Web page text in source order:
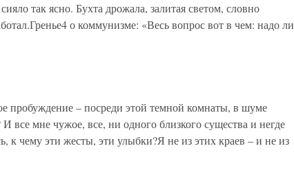
так ясно. Бухта дрожала, залитая светом, словно
о коммунизме: «Весь вопрос вот в чем: надо ли
пробуждение – посреди этой темной комнаты, в шуме
все мне чужое, все, ни одного близкого существа и негде
к чему эти жесты, эти улыбки?Я не из этих краев – и не из